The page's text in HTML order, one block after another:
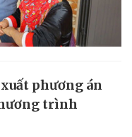
phương án
trình